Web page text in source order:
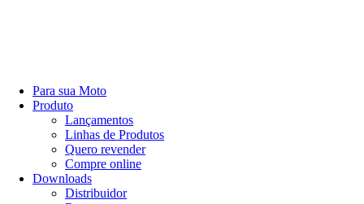
Para sua Moto
Produto
Lançamentos
Linhas de Produtos
Quero revender
Compre online
Downloads
Distribuidor